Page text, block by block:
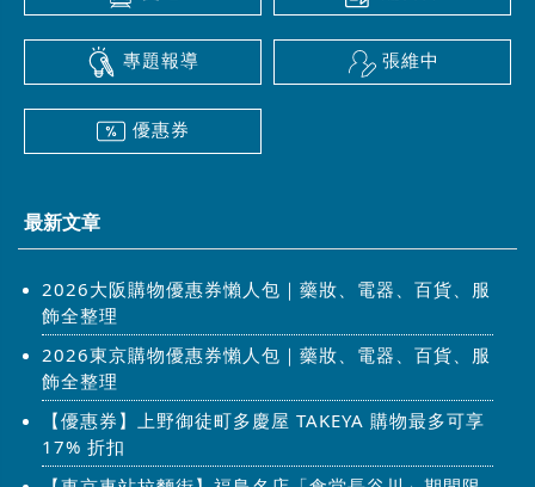
專題報導 張維中
優惠券
最新文章
2026大阪購物優惠券懶人包｜藥妝、電器、百貨、服
飾全整理
2026東京購物優惠券懶人包｜藥妝、電器、百貨、服
飾全整理
【優惠券】上野御徒町多慶屋 TAKEYA 購物最多可享
17% 折扣